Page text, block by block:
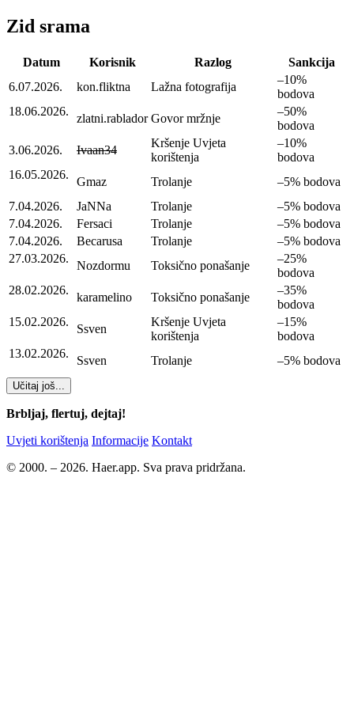
Zid srama
Datum Korisnik Razlog
Sankcija
6.07.2026.
kon.fliktna Lažna fotografija
–10%
bodova
18.06.2026.
zlatni.rablador Govor mržnje
–50%
bodova
3.06.2026.
Ivaan34
Kršenje Uvjeta
korištenja
–10%
bodova
16.05.2026.
Gmaz Trolanje
–5% bodova
7.04.2026.
JaNNa Trolanje
–5% bodova
7.04.2026.
Fersaci Trolanje
–5% bodova
7.04.2026.
Becarusa Trolanje
–5% bodova
27.03.2026.
Nozdormu Toksično ponašanje
–25%
bodova
28.02.2026.
karamelino Toksično ponašanje
–35%
bodova
15.02.2026.
Ssven
Kršenje Uvjeta
korištenja
–15%
bodova
13.02.2026.
Ssven Trolanje –5% bodova
Učitaj još...
Brbljaj, flertuj, dejtaj!
Uvjeti korištenja Informacije Kontakt
© 2000. – 2026. Haer.app. Sva prava pridržana.